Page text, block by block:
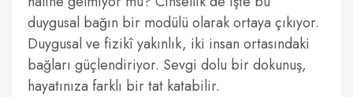
duygusal bağın bir modülü olarak ortaya çıkıyor.
Duygusal ve fizikî yakınlık, iki insan ortasındaki
bağları güçlendiriyor. Sevgi dolu bir dokunuş,
hayatınıza farklı bir tat katabilir.